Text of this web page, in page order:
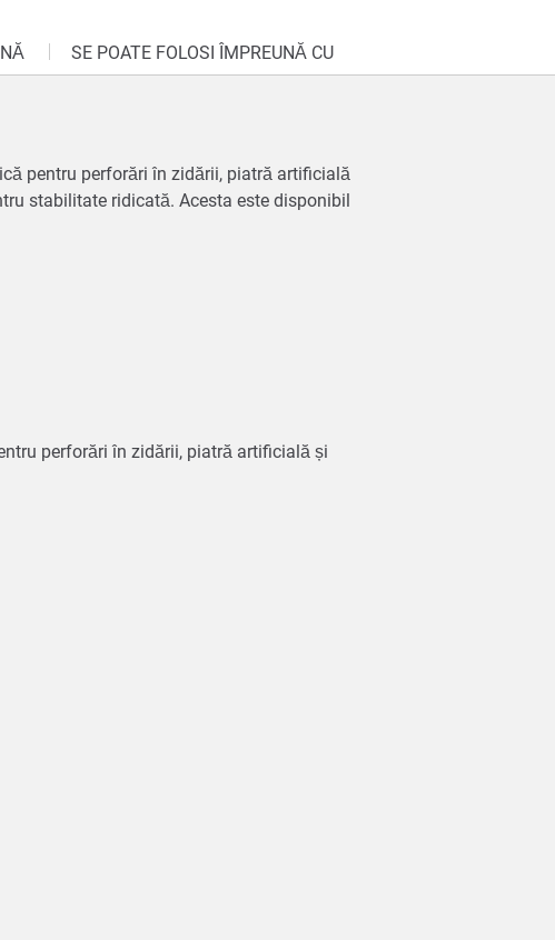
SE POATE FOLOSI ÎMPREUNĂ CU
pentru perforări în zidării, piatră artificială
stabilitate ridicată. Acesta este disponibil
perforări în zidării, piatră artificială și